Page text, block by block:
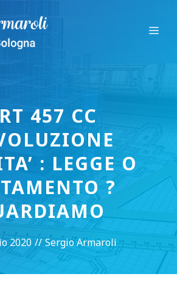
457 CC
: LEGGE O
?
2020 // Sergio Armaroli